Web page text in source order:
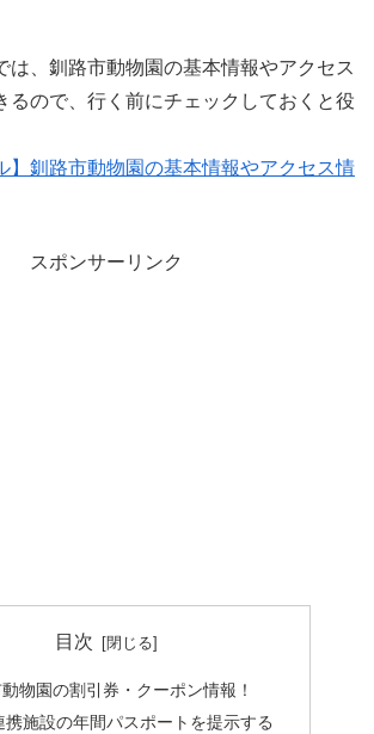
は、釧路市動物園の基本情報やアクセス
るので、行く前にチェックしておくと役
】釧路市動物園の基本情報やアクセス情
スポンサーリンク
目次
物園の割引券・クーポン情報！
施設の年間パスポートを提示する